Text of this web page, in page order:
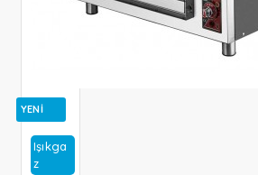
YENI
Işıkga
Z